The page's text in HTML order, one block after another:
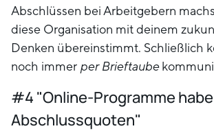
Abschlüssen bei Arbeitgebern
diese Organisation mit deinem
Denken übereinstimmt. Schließlich
noch immer per Brieftaube
#4 "Online-Programme
Abschlussquoten"